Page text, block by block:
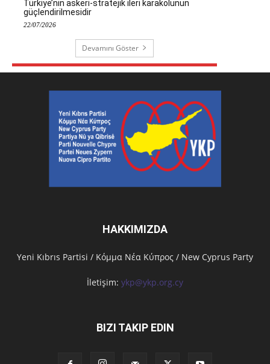
Türkiye’nin askeri-stratejik ileri karakolunun
güçlendirilmesidir
22/07/2026
Devamını Göster
HAKKIMIZDA
Υeni Kıbrıs Partisi / Κόμμα Νέα Κύπρος / New Cyprus Party
İletişim: ykp@ykp.org.cy
BIZI TAKIP EDIN